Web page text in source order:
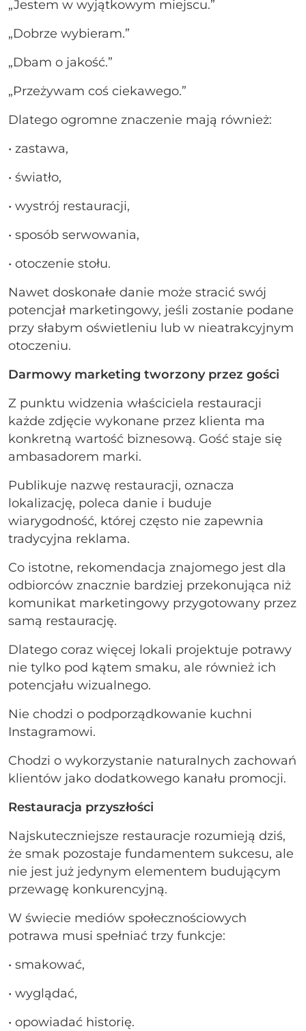
„Jestem w wyjątkowym miejscu.”
„Dobrze wybieram.”
„Dbam o jakość.”
„Przeżywam coś ciekawego.”
Dlatego ogromne znaczenie mają również:
• zastawa,
• światło,
• wystrój restauracji,
• sposób serwowania,
• otoczenie stołu.
Nawet doskonałe danie może stracić swój
potencjał marketingowy, jeśli zostanie podane
przy słabym oświetleniu lub w nieatrakcyjnym
otoczeniu.
Darmowy marketing tworzony przez gości
Z punktu widzenia właściciela restauracji
każde zdjęcie wykonane przez klienta ma
konkretną wartość biznesową. Gość staje się
ambasadorem marki.
Publikuje nazwę restauracji, oznacza
lokalizację, poleca danie i buduje
wiarygodność, której często nie zapewnia
tradycyjna reklama.
Co istotne, rekomendacja znajomego jest dla
odbiorców znacznie bardziej przekonująca niż
komunikat marketingowy przygotowany przez
samą restaurację.
Dlatego coraz więcej lokali projektuje potrawy
nie tylko pod kątem smaku, ale również ich
potencjału wizualnego.
Nie chodzi o podporządkowanie kuchni
Instagramowi.
Chodzi o wykorzystanie naturalnych zachowań
klientów jako dodatkowego kanału promocji.
Restauracja przyszłości
Najskuteczniejsze restauracje rozumieją dziś,
że smak pozostaje fundamentem sukcesu, ale
nie jest już jedynym elementem budującym
przewagę konkurencyjną.
W świecie mediów społecznościowych
potrawa musi spełniać trzy funkcje:
• smakować,
• wyglądać,
• opowiadać historię.